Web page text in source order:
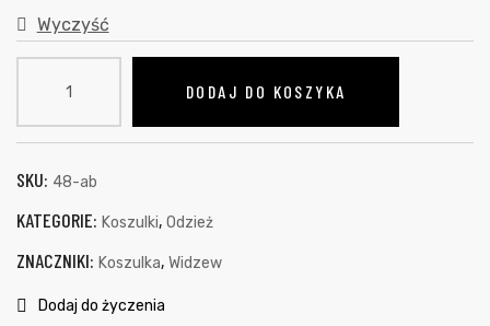
Wyczyść
DODAJ DO KOSZYKA
SKU: 48-ab
KATEGORIE: Koszulki, Odzież
ZNACZNIKI: Koszulka, Widzew
Dodaj do życzenia